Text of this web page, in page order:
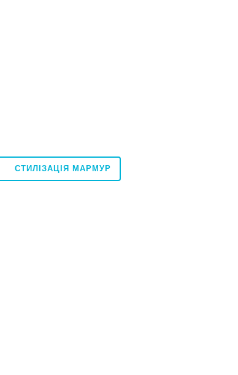
СТИЛІЗАЦІЯ МАРМУР